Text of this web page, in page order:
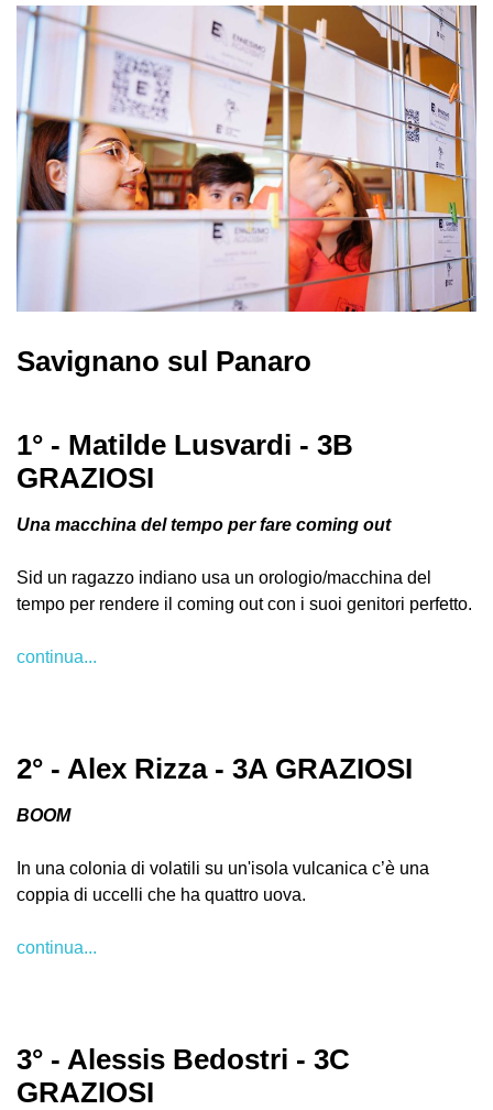
Savignano sul Panaro
1° - Matilde Lusvardi - 3B
GRAZIOSI
Una macchina del tempo per fare coming out
Sid un ragazzo indiano usa un orologio/macchina del
tempo per rendere il coming out con i suoi genitori perfetto.
continua...
2° - Alex Rizza - 3A GRAZIOSI
BOOM
In una colonia di volatili su un'isola vulcanica c’è una
coppia di uccelli che ha quattro uova.
continua...
3° - Alessis Bedostri - 3C
GRAZIOSI